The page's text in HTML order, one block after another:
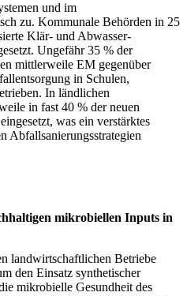
und im
zu. Kommunale Behörden in 25
Klär- und Abwasser-
Ungefähr 35 % der
mittlerweile EM gegenüber
in Schulen,
In ländlichen
in fast 40 % der neuen
was ein verstärktes
Abfallsanierungsstrategien
mikrobiellen Inputs in
landwirtschaftlichen Betriebe
den Einsatz synthetischer
mikrobielle Gesundheit des